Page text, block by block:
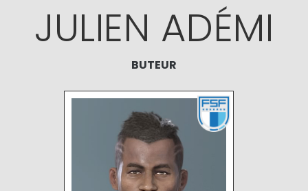
JULIEN ADÉMI
BUTEUR